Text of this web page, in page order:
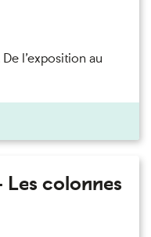
l’exposition au
colonnes